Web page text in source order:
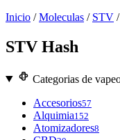
Inicio /Moleculas / STV
STV Hash
Categorias de
Accesorios57
Alquimia152
Atomizadores8